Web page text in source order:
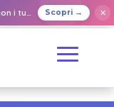
cari Scopri → ✕